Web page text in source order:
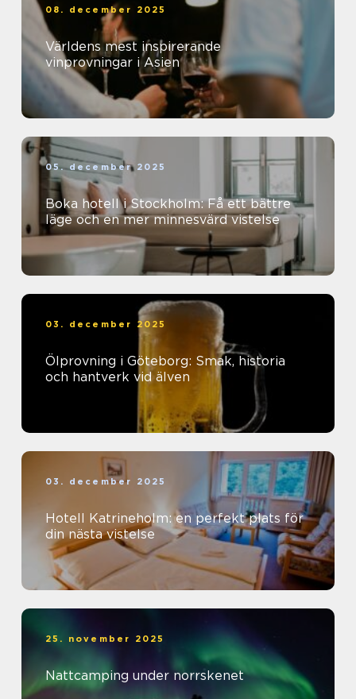
08. december 2025
Världens mest inspirerande
vinprovningar i Asien
05. december 2025
Boka hotell i Stockholm: Få ett bättre
läge och en mer minnesvärd vistelse
03. december 2025
Ölprovning i Göteborg: Smak, historia
och hantverk vid älven
03. december 2025
Hotell Katrineholm: en perfekt plats för
din nästa vistelse
25. november 2025
Nattcamping under norrskenet